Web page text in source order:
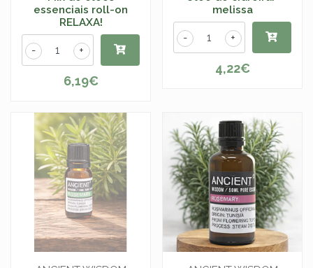
essenciais roll-on
RELAXA!
+
-
6,19€
melissa
+
-
4,22€